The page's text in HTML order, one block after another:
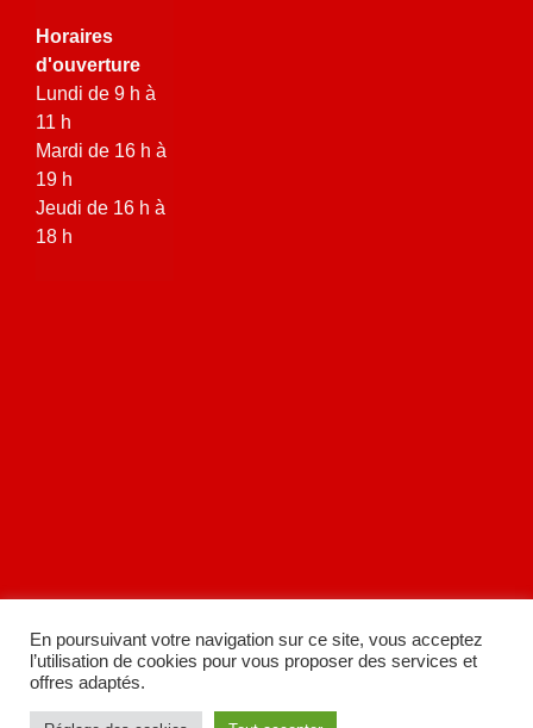
Horaires
d'ouverture
Lundi de 9 h à
11 h
Mardi de 16 h à
19 h
Jeudi de 16 h à
18 h
En poursuivant votre navigation sur ce site, vous acceptez
l’utilisation de cookies pour vous proposer des services et
offres adaptés.